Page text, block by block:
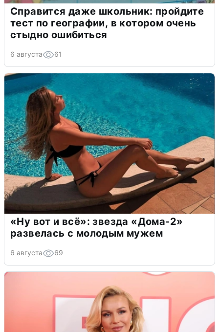
Справится даже школьник: пройдите
тест по географии, в котором очень
стыдно ошибиться
6 августа 61
«Ну вот и всё»: звезда «Дома-2»
развелась с молодым мужем
6 августа 69